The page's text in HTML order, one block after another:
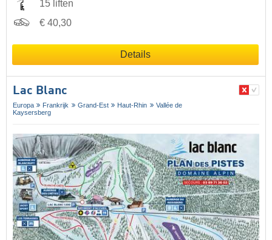
15 liften
€ 40,30
Details
Lac Blanc
Europa Frankrijk Grand-Est Haut-Rhin
Vallée de
Kaysersberg